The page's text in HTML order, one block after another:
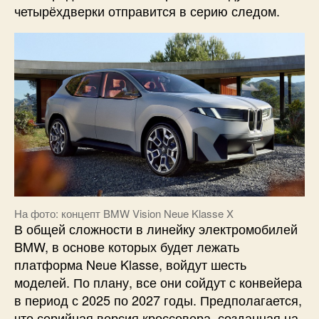
четырёхдверки отправится в серию следом.
На фото: концепт BMW Vision Neue Klasse X
В общей сложности в линейку электромобилей
BMW, в основе которых будет лежать
платформа Neue Klasse, войдут шесть
моделей. По плану, все они сойдут с конвейера
в период с 2025 по 2027 годы. Предполагается,